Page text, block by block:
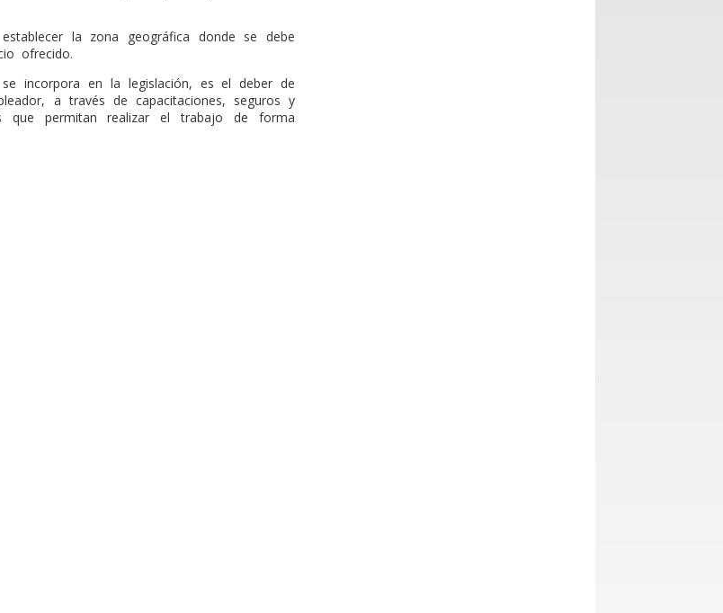
la zona geográfica donde se debe
ofrecido.
incorpora en la legislación, es el deber de
a través de capacitaciones, seguros y
que permitan realizar el trabajo de forma